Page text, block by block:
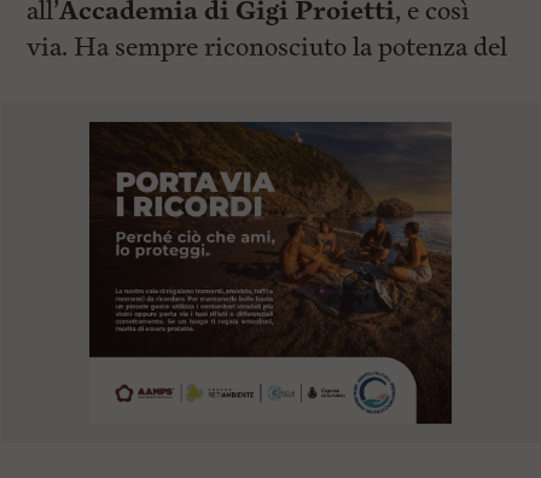
all’Accademia di Gigi Proietti, e così
via. Ha sempre riconosciuto la potenza del